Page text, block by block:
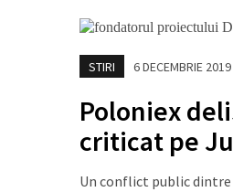
STIRI 6 DECEMBRIE 2019
Poloniex
criticat pe
Un conflict public